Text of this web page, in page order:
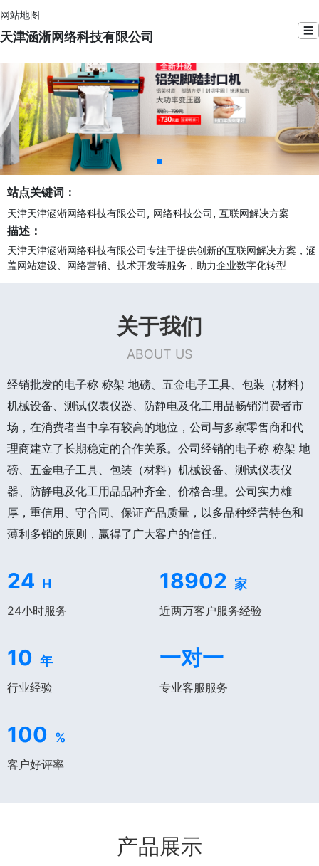
网站地图
天津涵淅网络科技有限公司 ☰
站点关键词：
天津天津涵淅网络科技有限公司, 网络科技公司, 互联网解决方案
描述：
天津天津涵淅网络科技有限公司专注于提供创新的互联网解决方案，涵
盖网站建设、网络营销、技术开发等服务，助力企业数字化转型
关于我们
ABOUT US
经销批发的电子称 称架 地磅、五金电子工具、包装（材料）
机械设备、测试仪表仪器、防静电及化工用品畅销消费者市
场，在消费者当中享有较高的地位，公司与多家零售商和代
理商建立了长期稳定的合作关系。公司经销的电子称 称架 地
磅、五金电子工具、包装（材料）机械设备、测试仪表仪
器、防静电及化工用品品种齐全、价格合理。公司实力雄
厚，重信用、守合同、保证产品质量，以多品种经营特色和
薄利多销的原则，赢得了广大客户的信任。
24 H
24小时服务
18902 家
近两万客户服务经验
10 年
行业经验
一对一
专业客服服务
100 %
客户好评率
产品展示